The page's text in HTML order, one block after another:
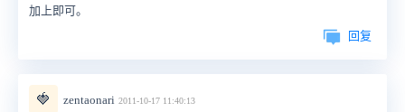
加上即可。
回复
🍓 zentaonari 2011-10-17 11:40:13